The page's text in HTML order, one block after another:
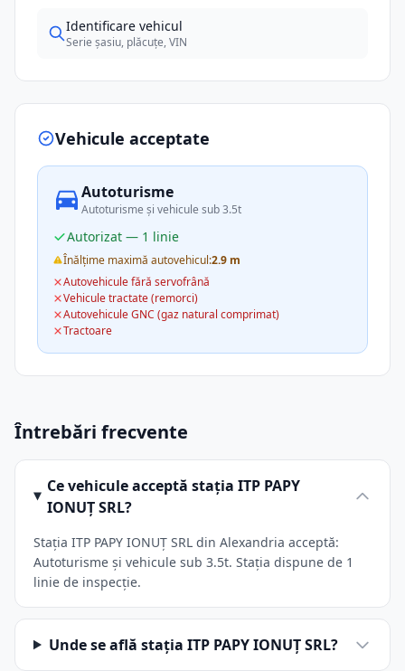
Identificare vehicul
Serie șasiu, plăcuțe, VIN
Vehicule acceptate
Autoturisme
Autoturisme și vehicule sub 3.5t
Autorizat — 1 linie
Înălțime maximă autovehicul:2.9 m
Autovehicule fără servofrână
Vehicule tractate (remorci)
Autovehicule GNC (gaz natural comprimat)
Tractoare
Întrebări frecvente
Ce vehicule acceptă stația ITP PAPY
IONUŢ SRL?
Stația ITP PAPY IONUŢ SRL din Alexandria acceptă:
Autoturisme și vehicule sub 3.5t. Stația dispune de 1
linie de inspecție.
Unde se află stația ITP PAPY IONUŢ SRL?